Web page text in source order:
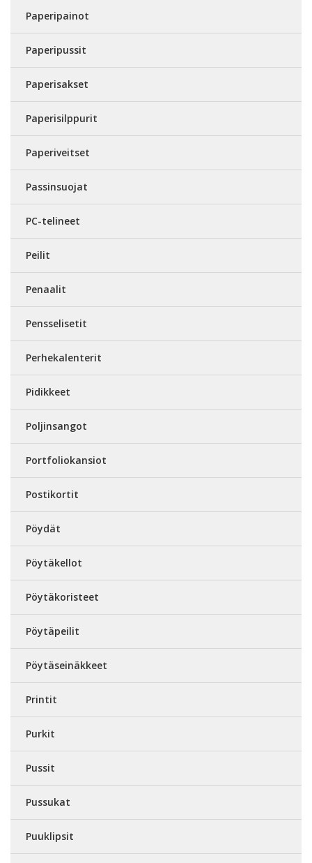
Paperipainot
Paperipussit
Paperisakset
Paperisilppurit
Paperiveitset
Passinsuojat
PC-telineet
Peilit
Penaalit
Pensselisetit
Perhekalenterit
Pidikkeet
Poljinsangot
Portfoliokansiot
Postikortit
Pöydät
Pöytäkellot
Pöytäkoristeet
Pöytäpeilit
Pöytäseinäkkeet
Printit
Purkit
Pussit
Pussukat
Puuklipsit